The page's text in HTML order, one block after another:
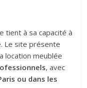
tient à sa capacité à
Le site présente
location meublée
, avec
ou dans les